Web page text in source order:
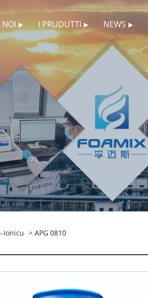
I PRUDUTTI NEWS
Ionicu > APG 0810